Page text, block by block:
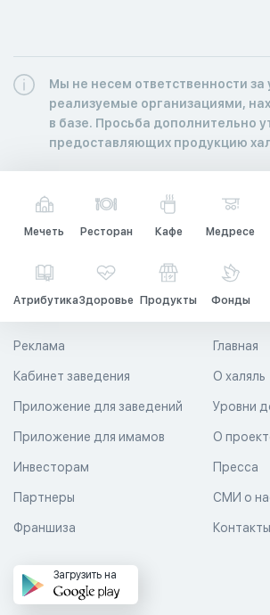
Мы не несем ответственности за
реализуемые организациями,
в базе. Просьба дополнительно
предоставляющих продукцию
Мечеть Ресторан Кафе Медресе
АтрибутикаЗдоровье Продукты Фонды
Главная
О халяль
Уровни
Реклама
Кабинет заведения
Приложение для заведений
Приложение для имамов О
Пресса
СМИ о
Контакты
Инвесторам
Партнеры
Франшиза
Загрузить на